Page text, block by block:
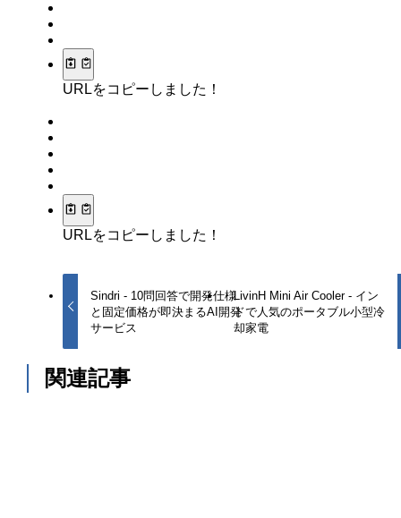
URLをコピーしました！
URLをコピーしました！
Sindri - 10問回答で開発仕様
と固定価格が即決まるAI開発
サービス
LivinH Mini Air Cooler - イン
ドで人気のポータブル小型冷
却家電
関連記事